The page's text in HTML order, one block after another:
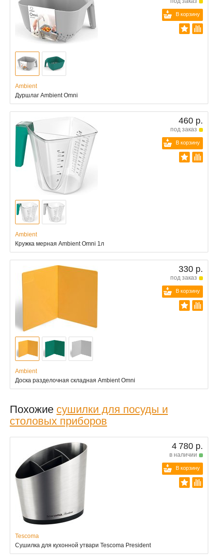
В корзину
Ambient
Дуршлаг Ambient Omni
460 р.
под заказ
В корзину
Ambient
Кружка мерная Ambient Omni 1л
330 р.
под заказ
В корзину
Ambient
Доска разделочная складная Ambient Omni
Похожие сушилки для посуды и
столовых приборов
4 780 р.
в наличии
В корзину
Tescoma
Сушилка для кухонной утвари Tescoma President